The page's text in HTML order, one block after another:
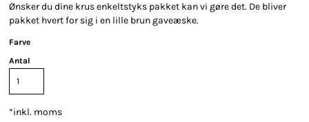
Ønsker du dine krus enkeltstyks pakket kan vi gøre det. De bliver
pakket hvert for sig i en lille brun gaveæske.
Farve
Antal
*inkl. moms